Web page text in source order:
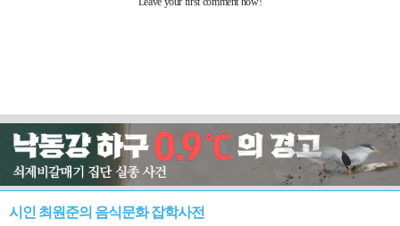
시인 최원준의 음식문화 잡학사전